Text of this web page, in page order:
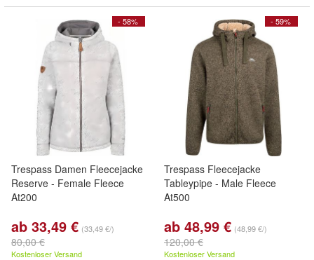
- 58%
Trespass Damen Fleecejacke
Reserve - Female Fleece
At200
ab 33,49 € (33,49 €/)
80,00 €
Kostenloser Versand
- 59%
Trespass Fleecejacke
Tableypipe - Male Fleece
At500
ab 48,99 € (48,99 €/)
120,00 €
Kostenloser Versand